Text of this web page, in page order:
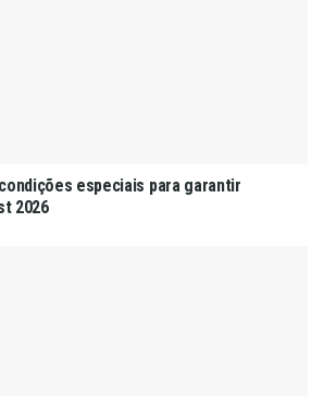
especiais para garantir
2026